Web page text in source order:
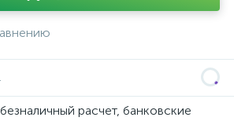
расчет, банковские